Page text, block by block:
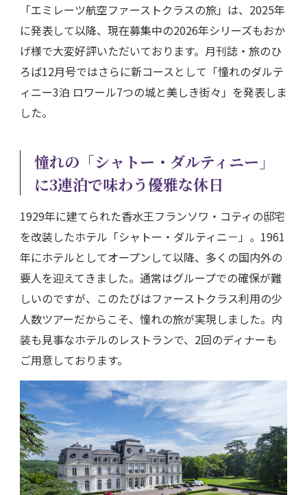
「エミレーツ航空ファーストクラスの旅」は、2025年
に発表して以降、現在募集中の2026年シリーズもおか
げ様で大変好評いただいております。月刊誌・旅のひ
ろば12月号ではさらに新コースとして「憧れのダルテ
ィニー3泊 ロワール7つの城と美しき街々」を発表しま
した。
憧れの「シャトー・ダルティニー」
に3連泊で味わう優雅な休日
1929年に建てられた香水王フランソワ・コティの邸宅
を改装したホテル「シャトー・ダルティニ－」。1961
年にホテルとしてオープンして以降、多くの国内外の
要人を迎えてきました。通常はグループでの確保が難
しいのですが、このたびはファーストクラス利用の少
人数ツアーだからこそ、憧れの旅が実現しました。内
装も見事なホテルのレストランで、2回のディナーも
ご用意しております。